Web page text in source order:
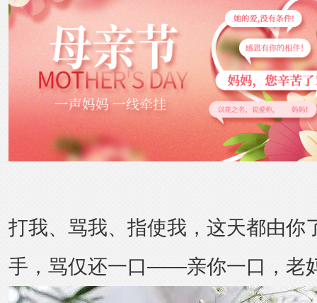
打我、骂我、指使我，这天都由你
手，骂仅还一口——亲你一口，老